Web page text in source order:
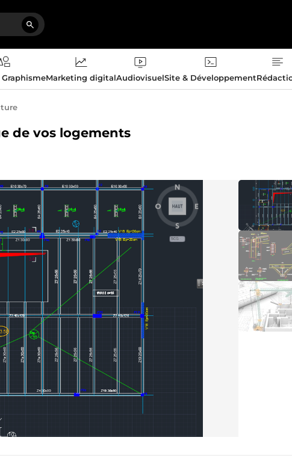
Marketing digitalAudiovisuelSite & Développement
de vos logements